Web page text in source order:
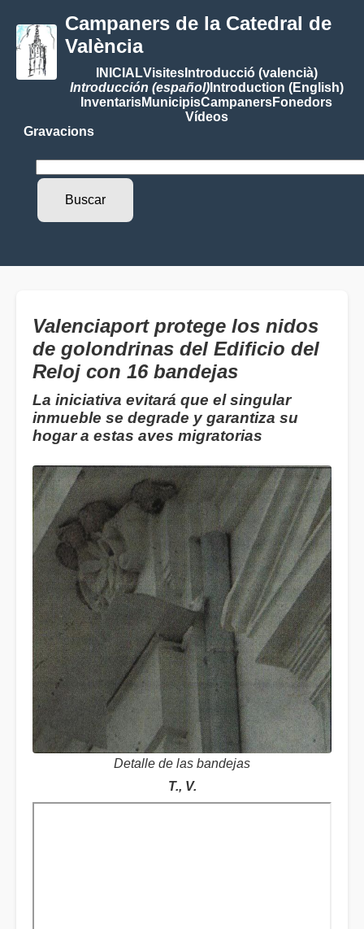
Campaners de la Catedral de
València
INICIALVisitesIntroducció (valencià)
Introducción (español)Introduction (English)
InventarisMunicipisCampanersFonedors
Vídeos
Gravacions
Valenciaport protege los nidos
de golondrinas del Edificio del
Reloj con 16 bandejas
La iniciativa evitará que el singular
inmueble se degrade y garantiza su
hogar a estas aves migratorias
Detalle de las bandejas
T., V.